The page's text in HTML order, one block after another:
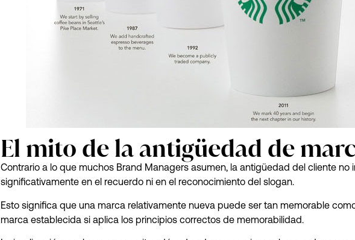
El mito de la antigüedad de
Contrario a lo que muchos Brand Managers asumen, la antigüedad del cliente no
significativamente en el recuerdo ni en el reconocimiento del slogan.
Esto significa que una marca relativamente nueva puede ser tan memorable
marca establecida si aplica los principios correctos de memorabilidad.